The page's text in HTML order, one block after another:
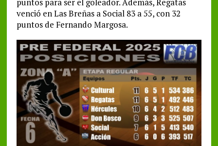
venció en Las Breñas a Social 83 a 55, con 32
puntos de Fernando Margosa.